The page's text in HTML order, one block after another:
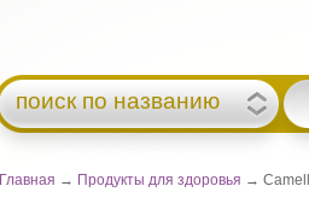
поиск по названию
Главная → Продукты для здоровья →